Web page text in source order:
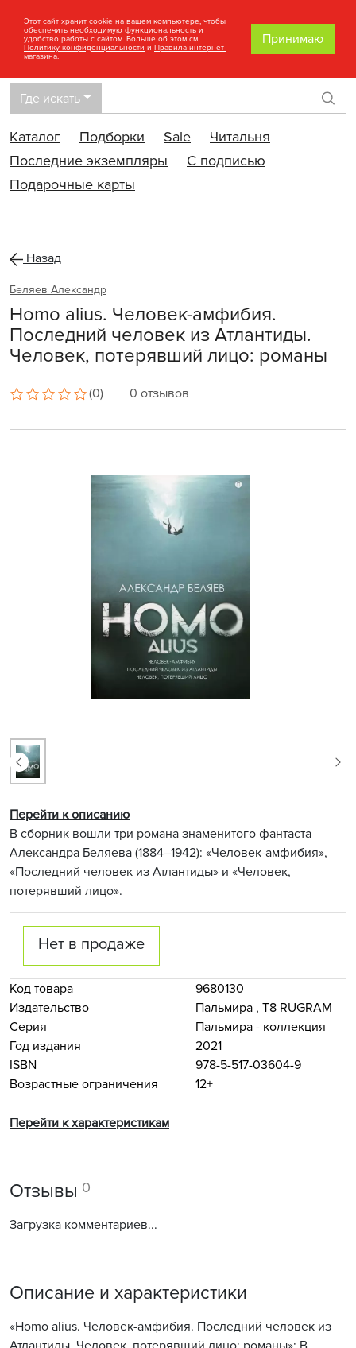
Где искать
Каталог
Подборки Sale
Читальня
Последние экземпляры
С подписью
Подарочные карты
Назад
Беляев Александр
Homo alius. Человек-амфибия.
Последний человек из Атлантиды.
Человек, потерявший лицо: романы
(0) 0 отзывов
В сборник вошли три романа знаменитого фантаста
Александра Беляева (1884–1942): «Человек-амфибия»,
«Последний человек из Атлантиды» и «Человек,
потерявший лицо».
Перейти к описанию
Нет в продаже
Код товара
9680130
Издательство
Пальмира , Т8 RUGRAM
Серия
Пальмира - коллекция
Год издания
2021
ISBN
978-5-517-03604-9
Возрастные ограничения
12+
Перейти к характеристикам
Отзывы 0
Загрузка комментариев...
Описание и характеристики
«Homo alius. Человек-амфибия. Последний человек из
Этот сайт хранит cookie на вашем компьютере, чтобы
обеспечить необходимую функциональность и
удобство работы с сайтом. Больше об этом см.
Политику конфиденциальности и Правила интернет-
магазина.
Принимаю